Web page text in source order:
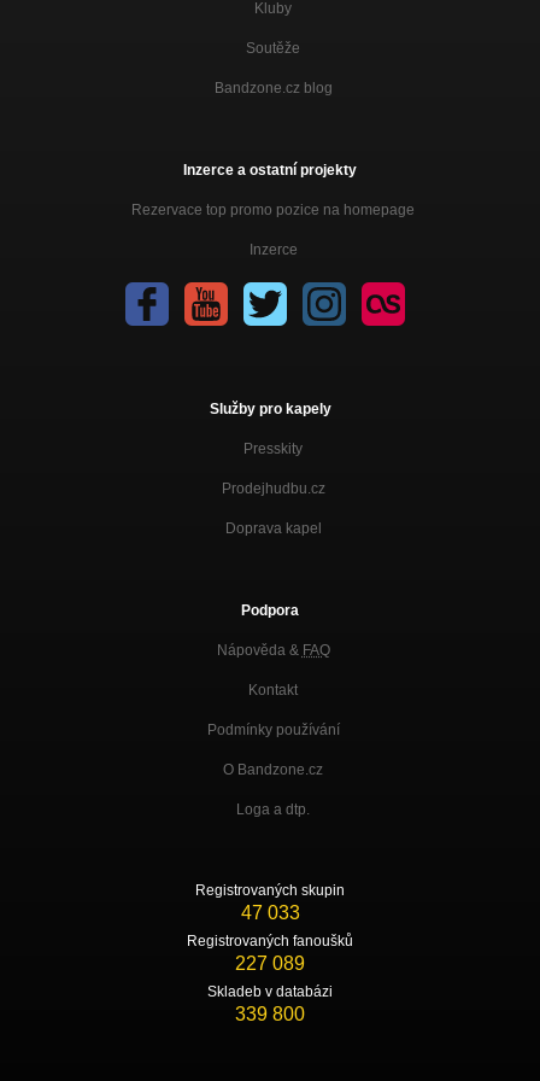
Kluby
Soutěže
Bandzone.cz blog
Inzerce a ostatní projekty
Rezervace top promo pozice na homepage
Inzerce
Služby pro kapely
Presskity
Prodejhudbu.cz
Doprava kapel
Podpora
Nápověda & FAQ
Kontakt
Podmínky používání
O Bandzone.cz
Loga a dtp.
Registrovaných skupin
47 033
Registrovaných fanoušků
227 089
Skladeb v databázi
339 800